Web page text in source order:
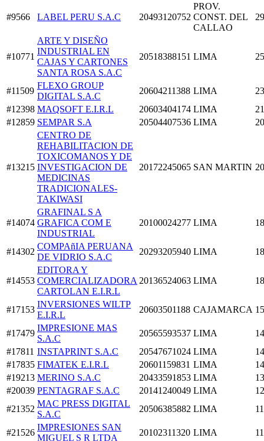
#9566 LABEL PERU S.A.C 20493120752
PROV.
CONST. DEL
CALLAO
#10771
ARTE Y DISEÑO
INDUSTRIAL EN
CAJAS Y CARTONES
SANTA ROSA S.A.C
20518388151 LIMA
#11509
FLEXO GROUP
DIGITAL S.A.C
20604211388 LIMA
#12398 MAQSOFT E.I.R.L 20603404174 LIMA
#12859 SEMPAR S.A 20504407536 LIMA
#13215
CENTRO DE
REHABILITACION DE
TOXICOMANOS Y DE
INVESTIGACION DE
MEDICINAS
TRADICIONALES-
TAKIWASI
20172245065 SAN MARTIN
#14074
GRAFINAL S A
GRAFICA COM E
INDUSTRIAL
20100024277 LIMA
#14302
COMPAñIA PERUANA
DE VIDRIO S.A.C
20293205940 LIMA
#14553
EDITORA Y
COMERCIALIZADORA
CARTOLAN E.I.R.L
20136524063 LIMA
#17153
INVERSIONES WILTP
E.I.R.L
20603501188 CAJAMARCA
#17479
IMPRESIONE MAS
S.A.C
20565593537 LIMA
#17811 INSTAPRINT S.A.C 20547671024 LIMA
#17835 FIMATEK E.I.R.L 20601159831 LIMA
#19213 MERINO S.A.C 20433591853 LIMA
#20039 PENTAGRAF S.A.C 20141240049 LIMA
#21352
MAC PRESS DIGITAL
S.A.C
20506385882 LIMA
#21526
IMPRESIONES SAN
MIGUEL S R LTDA
20102311320 LIMA